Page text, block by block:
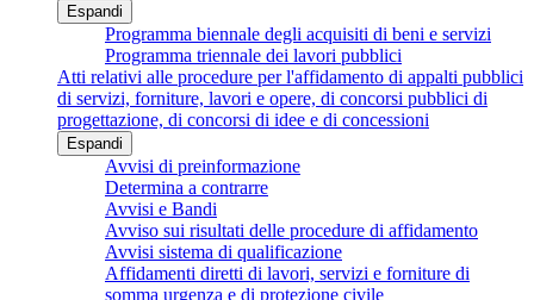
Espandi
Programma biennale degli acquisiti di beni e servizi
Programma triennale dei lavori pubblici
Atti relativi alle procedure per l'affidamento di appalti pubblici
di servizi, forniture, lavori e opere, di concorsi pubblici di
progettazione, di concorsi di idee e di concessioni
Espandi
Avvisi di preinformazione
Determina a contrarre
Avvisi e Bandi
Avviso sui risultati delle procedure di affidamento
Avvisi sistema di qualificazione
Affidamenti diretti di lavori, servizi e forniture di
somma urgenza e di protezione civile